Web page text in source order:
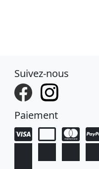
Suivez-nous
Paiement